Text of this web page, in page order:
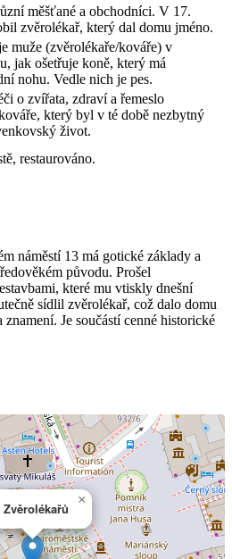
měšťané a obchodníci. V 17.
zvěrolékař, který dal domu jméno.
muže (zvěrolékaře/kováře) v
jak ošetřuje koně, který má
nohu. Vedle nich je pes.
o zvířata, zdraví a řemeslo
který byl v té době nezbytný
život.
restaurováno.
náměstí 13 má gotické základy a
původu. Prošel
které mu vtiskly dnešní
sídlil zvěrolékař, což dalo domu
Je součástí cenné historické
Zvěrolékařů
×